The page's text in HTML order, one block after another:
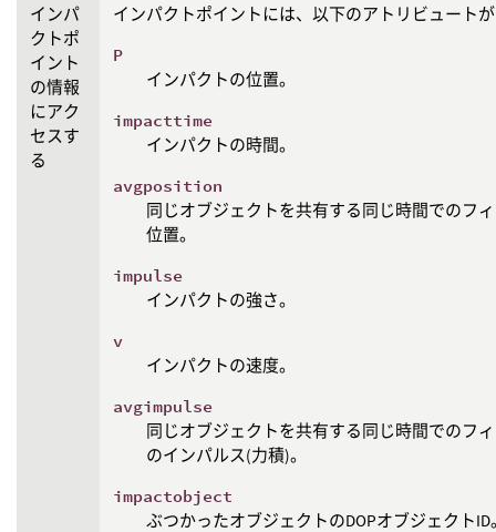
インパ
クトポ
イント
の情報
にアク
セスす
る
インパクトポイントには、以下のアトリビュート
P
インパクトの位置。
impacttime
インパクトの時間。
avgposition
同じオブジェクトを共有する同じ時間でのフ
位置。
impulse
インパクトの強さ。
v
インパクトの速度。
avgimpulse
同じオブジェクトを共有する同じ時間でのフ
のインパルス(力積)。
impactobject
ぶつかったオブジェクトのDOPオブジェクトID